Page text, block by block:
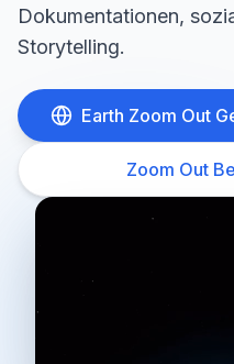
Dokumentationen,
Storytelling.
Earth Zoom Out
Zoom Out